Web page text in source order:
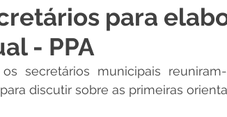
Nota de Pesar
para
- PPA
secretários municipais
discutir sobre as primeiras